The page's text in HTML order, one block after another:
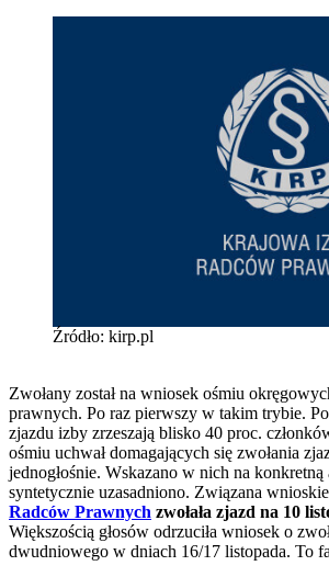
Źródło: kirp.pl
Zwołany został na wniosek ośmiu
prawnych. Po raz pierwszy w takim trybie.
zjazdu izby zrzeszają blisko 40 proc.
ośmiu uchwał domagających się zwołania
jednogłośnie. Wskazano w nich na konkretną
syntetycznie uzasadniono. Związana
Radców Prawnych zwołała zjazd na 10
Większością głosów odrzuciła wniosek o
dwudniowego w dniach 16/17 listopada. To